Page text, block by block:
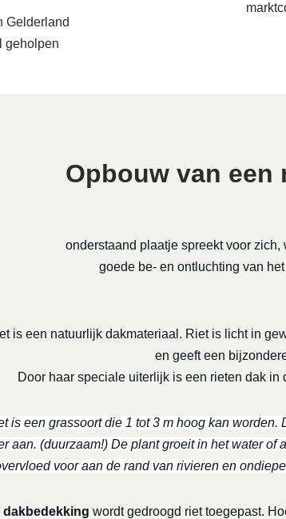
Gelderland
geholpen
Opbouw van een
onderstaand plaatje spreekt voor
goede be- en ontluchting van
is een natuurlijk dakmateriaal. Riet is licht in
en geeft een
Door haar speciale uiterlijk is een rieten dak
is een grassoort die 1 tot 3 m hoog kan
aan. (duurzaam!) De plant groeit in het water of
voor aan de rand van rivieren en
dakbedekking wordt gedroogd riet toegepast.